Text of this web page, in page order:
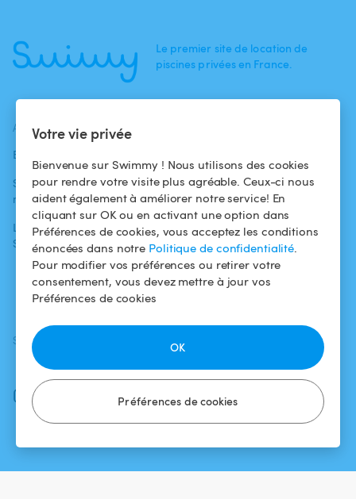
Votre vie privée
Bienvenue sur Swimmy ! Nous utilisons des cookies
pour rendre votre visite plus agréable. Ceux-ci nous
aident également à améliorer notre service! En
cliquant sur OK ou en activant une option dans
Préférences de cookies, vous acceptez les conditions
énoncées dans notre Politique de confidentialité.
Pour modifier vos préférences ou retirer votre
consentement, vous devez mettre à jour vos
Préférences de cookies
Préférences de cookies
OK
Le premier site de location de
piscines privées en France.
ACTUALITÉS
Blog
Swimmy dans les
médias
L'aventure
Swimmy
baigneurs
Pour les
propriétaires
Louer ma piscine
Comment ça
marche ?
Conditions
d'utilisation
Politique de
confidentialité
Mentions légales
SUIVEZ-NOUS
Facebook
Instagram